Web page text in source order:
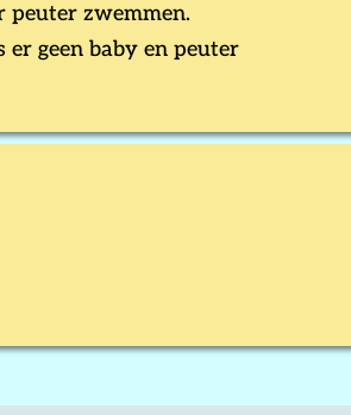
peuter zwemmen.
er geen baby en peuter